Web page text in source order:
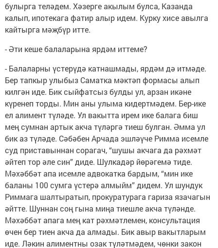
булырга теләдем. Хәзерге акылым булса, Казанда
калып, ипотекага фатир алыр идем. Курку хисе авылга
кайтырга мәҗбүр итте.
- Әти кеше балаларына ярдәм иттеме?
- Балаларны үстерүдә катнашмады, ярдәм дә итмәде.
Бер тапкыр улыбыз Саматка мәктәп формасы алып
килгән иде. Бик сыйфатсыз булды ул, арзан икәне
күренеп торды. Мин аны улыма кидертмәдем. Бер-ике
ел алимент түләде. Ул вакытта ирем ике балага биш
мең сумнан артык акча түләргә тиеш булган. Әмма ул
бик аз түләде. Сәбәбен Арчада эшләүче Римма исемле
суд приставыннан сорагач, “шушы акчага да рәхмәт
әйтеп тор әле син” диде. Шулкадәр йөрәгемә тиде.
Мәхәббәт апа исемле адвокатка бардым, “мин ике
баланы 100 сумга үстерә алмыйм” дидем. Ул шундук
Риммага шалтыратып, прокуратурага гариза язачагын
әйтте. Шуннан соң гына миңа тиешле акча түләнде.
Мәхәббәт апага мең кат рәхмәтлемен, консультация
өчен бер тиен акча да алмады. Бик авыр вакытларым
иде. Ләкин алиментны озак түләтмәдем, чөнки закон